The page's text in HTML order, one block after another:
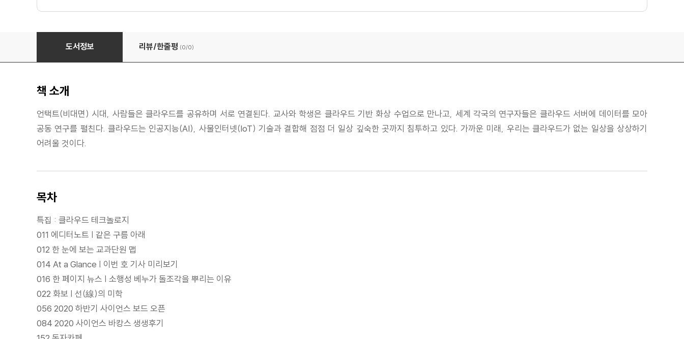
과학동아 2020.10
도서정보 리뷰/한줄평 (0/0)
책 소개
언택트(비대면) 시대, 사람들은 클라우드를 공유하며 서로 연결된다. 교사와 학생은 클라우드 기반 화상 수업으로 만나고, 세계 각국의 연구자들은 클라우드 서버에 데이터를 모아
공동 연구를 펼친다. 클라우드는 인공지능(AI), 사물인터넷(IoT) 기술과 결합해 점점 더 일상 깊숙한 곳까지 침투하고 있다. 가까운 미래, 우리는 클라우드가 없는 일상을 상상하기
어려울 것이다.
목차
특집 : 클라우드 테크놀로지
011 에디터노트 | 같은 구름 아래
012 한 눈에 보는 교과단원 맵
014 At a Glance | 이번 호 기사 미리보기
016 한 페이지 뉴스 | 소행성 베누가 돌조각을 뿌리는 이유
022 화보 | 선(線)의 미학
056 2020 하반기 사이언스 보드 오픈
084 2020 사이언스 바캉스 생생후기